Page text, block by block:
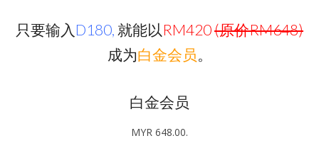
只要输入 D180, 就能以RM420(原价RM648)
成为白金会员。
白金会员
MYR 648.00.